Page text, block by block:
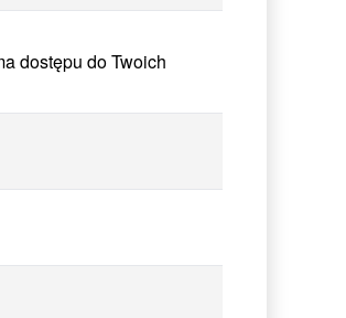
dostępu do Twoich